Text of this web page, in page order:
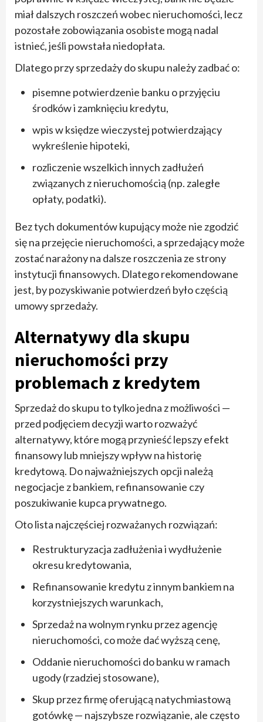
miał dalszych roszczeń wobec nieruchomości, lecz
pozostałe zobowiązania osobiste mogą nadal
istnieć, jeśli powstała niedopłata.
Dlatego przy sprzedaży do skupu należy zadbać o:
pisemne potwierdzenie banku o przyjęciu
środków i zamknięciu kredytu,
wpis w księdze wieczystej potwierdzający
wykreślenie hipoteki,
rozliczenie wszelkich innych zadłużeń
związanych z nieruchomością (np. zaległe
opłaty, podatki).
Bez tych dokumentów kupujący może nie zgodzić
się na przejęcie nieruchomości, a sprzedający może
zostać narażony na dalsze roszczenia ze strony
instytucji finansowych. Dlatego rekomendowane
jest, by pozyskiwanie potwierdzeń było częścią
umowy sprzedaży.
Alternatywy dla skupu
nieruchomości przy
problemach z kredytem
Sprzedaż do skupu to tylko jedna z możliwości —
przed podjęciem decyzji warto rozważyć
alternatywy, które mogą przynieść lepszy efekt
finansowy lub mniejszy wpływ na historię
kredytową. Do najważniejszych opcji należą
negocjacje z bankiem, refinansowanie czy
poszukiwanie kupca prywatnego.
Oto lista najczęściej rozważanych rozwiązań:
Restrukturyzacja zadłużenia i wydłużenie
okresu kredytowania,
Refinansowanie kredytu z innym bankiem na
korzystniejszych warunkach,
Sprzedaż na wolnym rynku przez agencję
nieruchomości, co może dać wyższą cenę,
Oddanie nieruchomości do banku w ramach
ugody (rzadziej stosowane),
Skup przez firmę oferującą natychmiastową
gotówkę — najszybsze rozwiązanie, ale często